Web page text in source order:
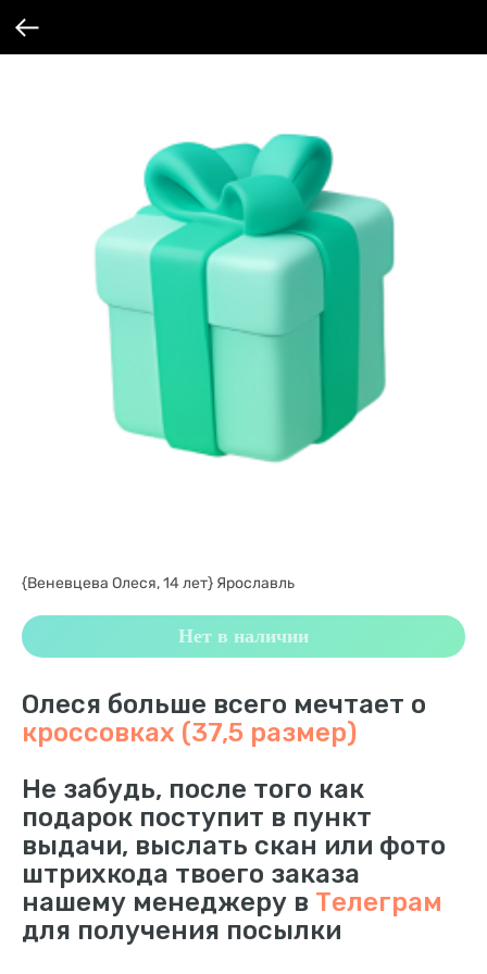
{Веневцева Олеся, 14 лет} Ярославль
Нет в наличии
Олеся больше всего мечтает о
кроссовках (37,5 размер)
Не забудь, после того как
подарок поступит в пункт
выдачи, выслать скан или фото
штрихкода твоего заказа
нашему менеджеру в Телеграм
для получения посылки